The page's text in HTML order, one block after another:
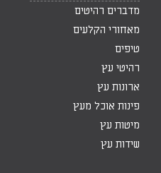
מדברים רהיטים
מאחורי הקלעים
טיפים
רהיטי עץ
ארונות עץ
פינות אוכל מעץ
מיטות עץ
שידות עץ